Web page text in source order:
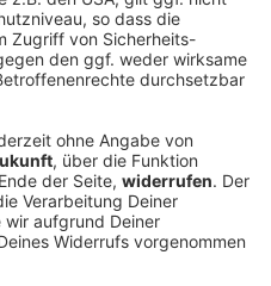
soll Pilger
15. August eine